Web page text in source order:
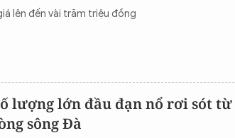
lên đến vài trăm triệu đồng
lượng lớn đầu đạn nổ rơi sót từ
sông Đà